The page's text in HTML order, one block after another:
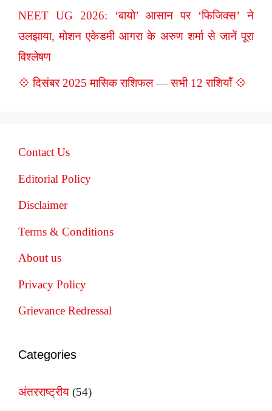
NEET UG 2026: ‘बायो’ आसान पर ‘फिजिक्स’ ने
उलझाया, मोशन एकेडमी आगरा के अरुण शर्मा से जानें पूरा
विश्लेषण
💠 दिसंबर 2025 मासिक राशिफल — सभी 12 राशियाँ 💠
Contact Us
Editorial Policy
Disclaimer
Terms & Conditions
About us
Privacy Policy
Grievance Redressal
Categories
अंतरराष्ट्रीय (54)